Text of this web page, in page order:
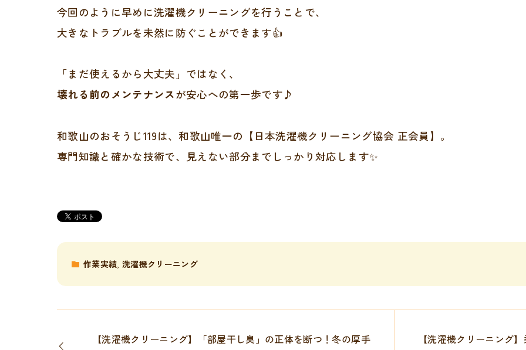
今回のように早めに洗濯機クリーニングを行うことで、
大きなトラブルを未然に防ぐことができます👍
「まだ使えるから大丈夫」ではなく、
壊れる前のメンテナンスが安心への第一歩です♪
和歌山のおそうじ119は、和歌山唯一の【日本洗濯機クリーニング協会 正会員】。
専門知識と確かな技術で、見えない部分までしっかり対応します✨
作業実績 ,洗濯機クリーニング
【洗濯機クリーニング】「部屋干し臭」の正体を断つ！冬の厚手
【洗濯機クリーニング